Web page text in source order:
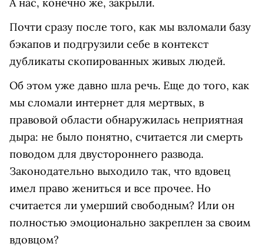
Почти сразу после того, как мы взломали базу
бэкапов и подгрузили себе в контекст
дубликаты скопированных живых людей.
Об этом уже давно шла речь. Еще до того, как
мы сломали интернет для мертвых, в
правовой области обнаружилась неприятная
дыра: не было понятно, считается ли смерть
поводом для двустороннего развода.
Законодательно выходило так, что вдовец
имел право жениться и все прочее. Но
считается ли умерший свободным? Или он
полностью эмоционально закреплен за своим
вдовцом?